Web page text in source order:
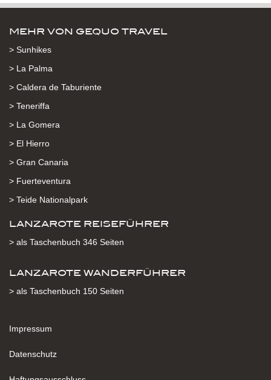
MEHR VON GEQUO TRAVEL
> Sunhikes
> La Palma
> Caldera de Taburiente
> Teneriffa
> La Gomera
> El Hierro
> Gran Canaria
> Fuerteventura
> Teide Nationalpark
LANZAROTE REISEFÜHRER
> als Taschenbuch 346 Seiten
LANZAROTE WANDERFÜHRER
> als Taschenbuch 150 Seiten
Impressum
Datenschutz